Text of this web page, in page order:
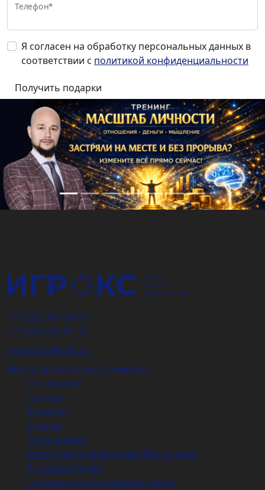
Телефон*
Я согласен на обработку персональных данных в
соответствии с политикой конфиденциальности
+7 (925) 589-54-08
+7 (903) 516-67-12
igrox-pro@mail.ru
Место проведения тренингов
О компании
Тренеры
Вакансии
Отзывы
Фотогалерея
Фотографии Александра Петрищева
Договор оферты
Политика конфиденциальности